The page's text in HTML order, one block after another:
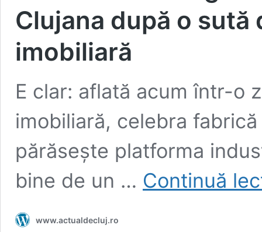
Clujana după o sută
imobiliară
E clar: aflată acum într-o
imobiliară, celebra
părăsește platforma
bine de un … Continuă
www.actualdecluj.ro